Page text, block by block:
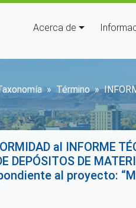
Navegación principal
Acerca de
Término
al INFORME
DEPÓSITOS DE
al proyecto: